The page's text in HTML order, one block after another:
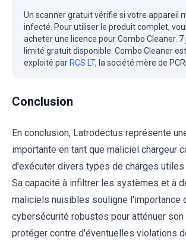
Un scanner gratuit vérifie si votre appareil
infecté. Pour utiliser le produit complet,
acheter une licence pour Combo Cleaner. 7
limité gratuit disponible. Combo Cleaner
exploité par RCS LT, la société mère de
Conclusion
En conclusion, Latrodectus représente
importante en tant que maliciel chargeur
d'exécuter divers types de charges
Sa capacité à infiltrer les systèmes et à
maliciels nuisibles souligne l'importance
cybersécurité robustes pour atténuer
protéger contre d'éventuelles violations